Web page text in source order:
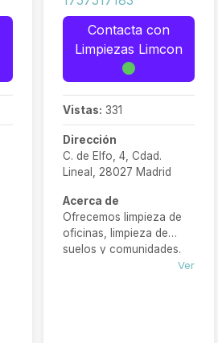
Contacta con
Limpiezas Limcon
Vistas: 331
Dirección
C. de Elfo, 4, Cdad.
Lineal, 28027 Madrid
Acerca de
Ofrecemos limpieza de
oficinas, limpieza de
suelos y comunidades.
También tenemos otrosVer